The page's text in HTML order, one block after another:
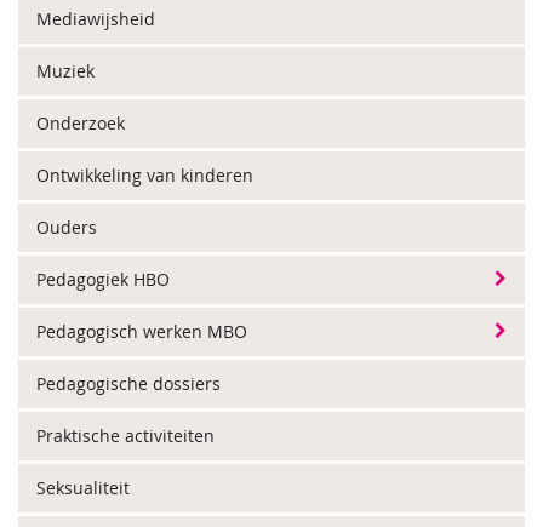
Mediawijsheid
Muziek
Onderzoek
Ontwikkeling van kinderen
Ouders
Pedagogiek HBO
Pedagogisch werken MBO
Pedagogische dossiers
Praktische activiteiten
Seksualiteit